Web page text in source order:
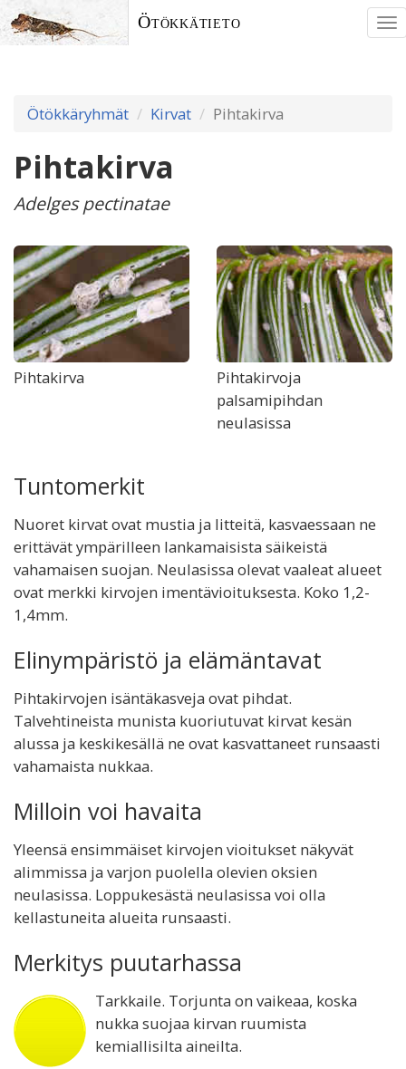
Ötökkätieto
Ötökkäryhmät Kirvat Pihtakirva
Pihtakirva
Adelges pectinatae
Pihtakirva
Pihtakirvoja
palsamipihdan
neulasissa
Tuntomerkit
Nuoret kirvat ovat mustia ja litteitä, kasvaessaan ne
erittävät ympärilleen lankamaisista säikeistä
vahamaisen suojan. Neulasissa olevat vaaleat alueet
ovat merkki kirvojen imentävioituksesta. Koko 1,2-
1,4mm.
Elinympäristö ja elämäntavat
Pihtakirvojen isäntäkasveja ovat pihdat.
Talvehtineista munista kuoriutuvat kirvat kesän
alussa ja keskikesällä ne ovat kasvattaneet runsaasti
vahamaista nukkaa.
Milloin voi havaita
Yleensä ensimmäiset kirvojen vioitukset näkyvät
alimmissa ja varjon puolella olevien oksien
neulasissa. Loppukesästä neulasissa voi olla
kellastuneita alueita runsaasti.
Merkitys puutarhassa
Tarkkaile. Torjunta on vaikeaa, koska
nukka suojaa kirvan ruumista
kemiallisilta aineilta.